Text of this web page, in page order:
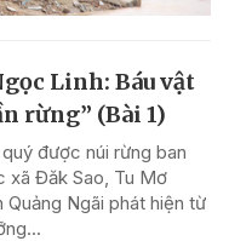
Linh: Báu vật
rừng” (Bài 1)
được núi rừng ban
xã Đăk Sao, Tu Mơ
Ngãi phát hiện từ